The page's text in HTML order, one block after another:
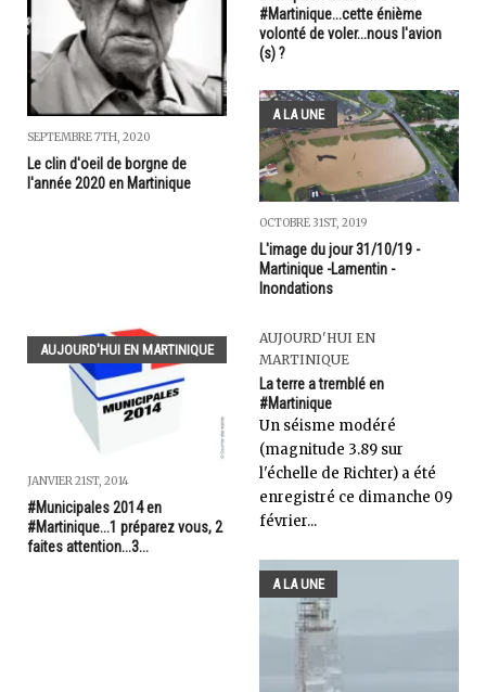
SEPTEMBRE 7TH, 2020
Le clin d'oeil de borgne de
l'année 2020 en Martinique
#Martinique...cette énième
volonté de voler...nous l'avion
(s) ?
A LA UNE
OCTOBRE 31ST, 2019
L'image du jour 31/10/19 -
Martinique -Lamentin -
Inondations
AUJOURD'HUI EN MARTINIQUE
JANVIER 21ST, 2014
#Municipales 2014 en
#Martinique...1 préparez vous, 2
faites attention...3...
AUJOURD'HUI EN
MARTINIQUE
La terre a tremblé en
#Martinique
Un séisme modéré
(magnitude 3.89 sur
l'échelle de Richter) a été
enregistré ce dimanche 09
février...
A LA UNE